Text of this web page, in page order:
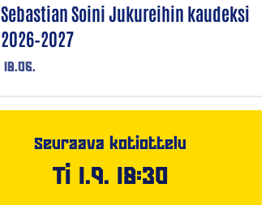
18.06.
Sebastian Soini Jukureihin kaudeksi
2026–2027
Seuraava kotiottelu
Ti 1.9. 18:30